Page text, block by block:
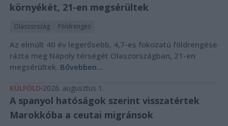
környékét, 21-en megsérültek
Olaszország Földrengés
Az elmúlt 40 év legerősebb, 4,7-es fokozatú földrengése
rázta meg Nápoly térségét Olaszországban, 21-en
megsérültek. Bővebben...
KÜLFÖLD 2026. augusztus 1.
A spanyol hatóságok szerint visszatértek
Marokkóba a ceutai migránsok